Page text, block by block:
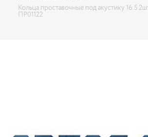
Кольца проставочные под акустику 16.5
ПР01122